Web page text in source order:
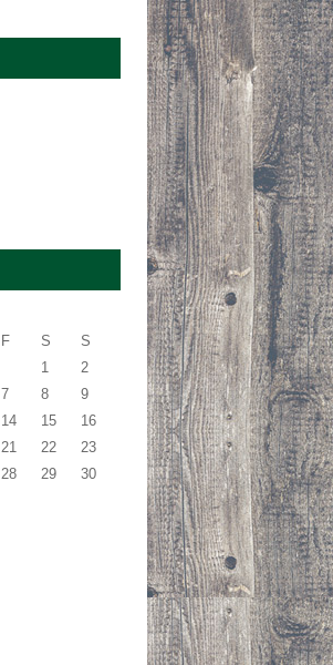
F S
S
1
2
7 8
9
14 15
16
21 22
23
28 29
30